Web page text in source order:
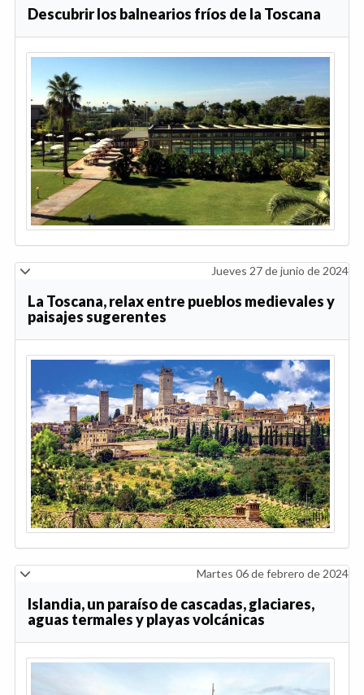
Descubrir los balnearios fríos de la Toscana
Jueves 27 de junio de 2024
La Toscana, relax entre pueblos medievales y
paisajes sugerentes
Martes 06 de febrero de 2024
Islandia, un paraíso de cascadas, glaciares,
aguas termales y playas volcánicas